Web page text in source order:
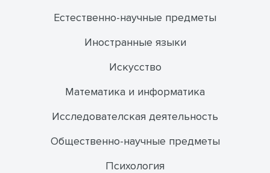
Естественно-научные предметы
Иностранные языки
Искусство
Математика и информатика
Исследователская деятельность
Общественно-научные предметы
Психология